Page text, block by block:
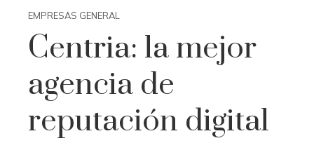
EMPRESAS GENERAL
Centria: la mejor
agencia de
reputación digital